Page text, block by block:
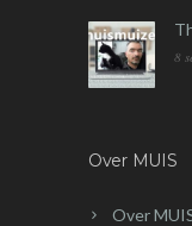
8
Over MUIS
Over